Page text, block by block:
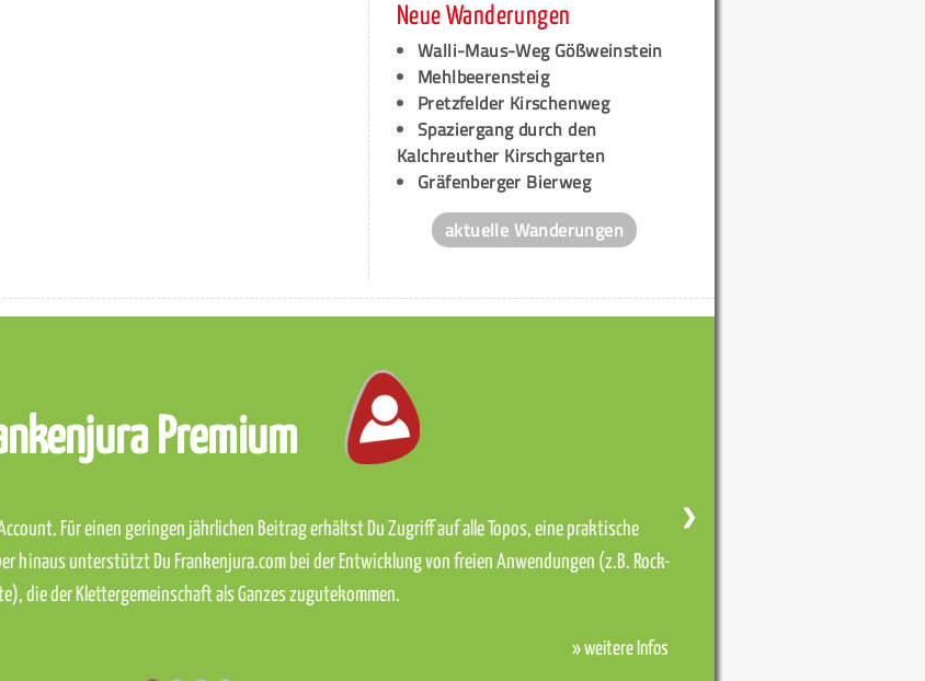
Neue Wanderungen
Walli-Maus-Weg Gößweinstein
Mehlbeerensteig
Pretzfelder Kirschenweg
Spaziergang durch den
Kalchreuther Kirschgarten
Gräfenberger Bierweg
aktuelle Wanderungen
Premium
Für einen geringen jährlichen Beitrag erhältst Du Zugriff auf alle Topos, eine praktische
hinaus unterstützt Du Frankenjura.com bei der Entwicklung von freien Anwendungen (z.B. Rock-
die der Klettergemeinschaft als Ganzes zugutekommen.
» weitere Infos
❯